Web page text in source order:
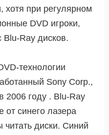
хотя при регулярном
DVD игроки,
Blu-Ray дисков.
технологии
Sony Corp.,
2006 году . Blu-Ray
от синего лазера
читать диски. Синий